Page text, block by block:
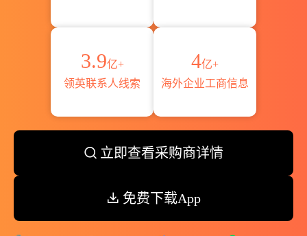
3.9亿+
领英联系人线索
4亿+
海外企业工商信息
立即查看采购商详情
免费下载App